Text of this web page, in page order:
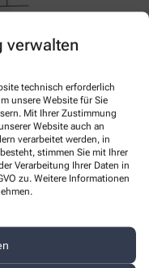
verwalten
technisch erforderlich
unsere Website für Sie
Mit Ihrer Zustimmung
Website auch an
verarbeitet werden, in
stimmen Sie mit Ihrer
Verarbeitung Ihrer Daten in
zu. Weitere Informationen
Bitte schauen Sie